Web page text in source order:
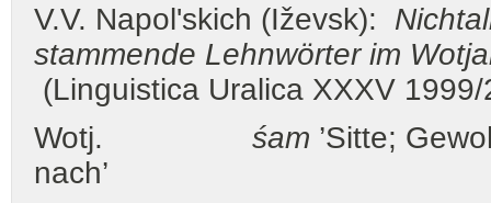
V.V. Napol'skich (Iževsk):
stammende Lehnwörter im
(Linguistica Uralica XXXV
Wotj. śam ’Sitte;
nach’